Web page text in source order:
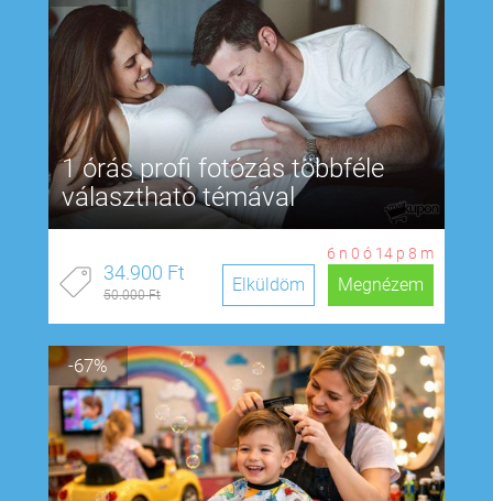
1 órás profi fotózás többféle
választható témával
6 n 0 ó 14 p 7 m
34.900 Ft
50.000 Ft Megnézem
Elküldöm
-67%